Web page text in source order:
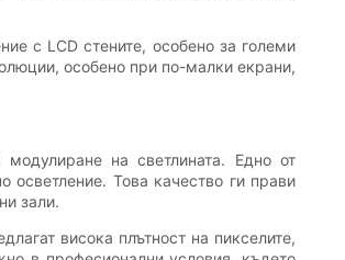
с LCD стените, особено за големи
особено при по-малки екрани,
на светлината. Едно от
осветление. Това качество ги прави
зали.
висока плътност на пикселите,